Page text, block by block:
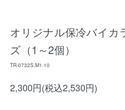
オリジナル保冷バイカ
ズ（1～2個）
TR-0732S,M1-10
2,300円(税込2,530円)